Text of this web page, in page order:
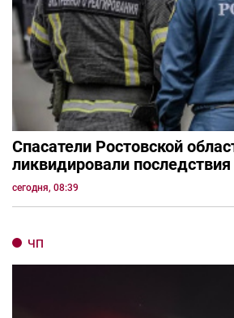
Спасатели Ростовской
ликвидировали
сегодня, 08:39
ЧП